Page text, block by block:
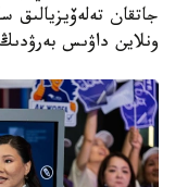
جاتقان تەلەۆيزيالىق
ونلاين داۋىس بەرۋدىڭ